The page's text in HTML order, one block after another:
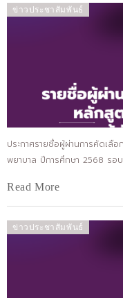
ข่าวประชาสัมพันธ์
ประกาศรายชื่อผู้ผ่านการคัดเ
พยาบาล ปีการศึกษา 2568 รอ
Read More
ข่าวประชาสัมพันธ์